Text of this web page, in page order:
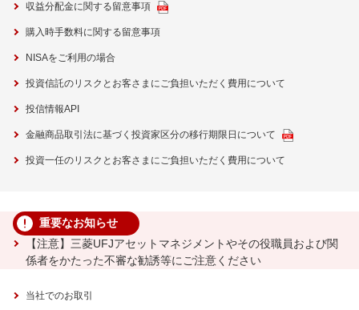
収益分配金に関する留意事項
購入時手数料に関する留意事項
NISAをご利用の場合
投資信託のリスクとお客さまにご負担いただく費用について
投信情報API
金融商品取引法に基づく投資家区分の移行期限日について
投資一任のリスクとお客さまにご負担いただく費用について
重要なお知らせ
【注意】三菱UFJアセットマネジメントやその役職員および関
係者をかたった不審な勧誘等にご注意ください
当社でのお取引